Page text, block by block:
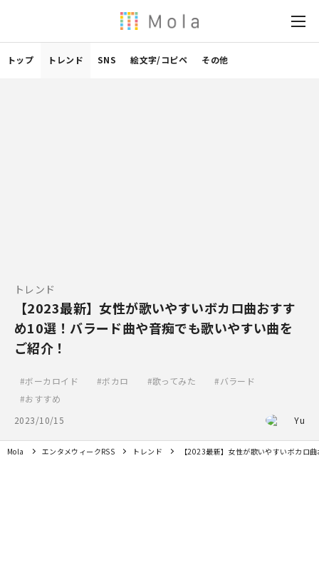
トップ トレンド SNS 絵文字/コピペ その他
トレンド
【2023最新】女性が歌いやすいボカロ曲おすす
め10選！バラード曲や音痴でも歌いやすい曲を
ご紹介！
ボーカロイド ボカロ 歌ってみた
バラード
おすすめ
2023/10/15
Yu
Mola エンタメウィークRSS トレンド 【2023最新】女性が歌いやすいボカロ